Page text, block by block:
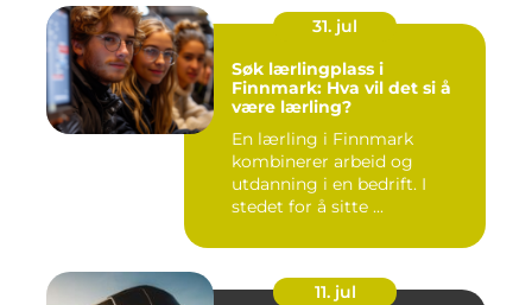
31. jul
Søk lærlingplass i
Finnmark: Hva vil det si å
være lærling?
En lærling i Finnmark
kombinerer arbeid og
utdanning i en bedrift. I
stedet for å sitte ...
11. jul